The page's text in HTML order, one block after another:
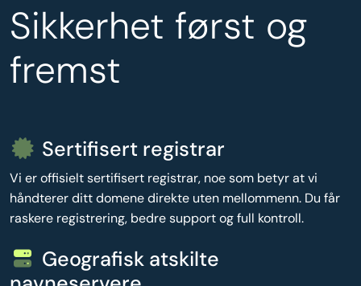
Sikkerhet først og
fremst
Sertifisert registrar
Vi er offisielt sertifisert registrar, noe som betyr at vi
håndterer ditt domene direkte uten mellommenn. Du får
raskere registrering, bedre support og full kontroll.
Geografisk atskilte